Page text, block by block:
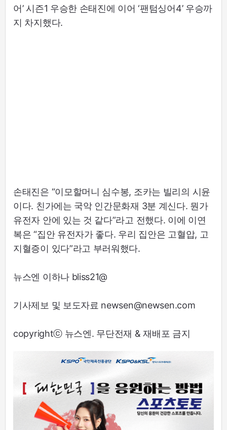
어’ 시즌1 우승한 손태진에 이어 ‘팬텀싱어4’ 우승까
지 차지했다.
손태진은 “이모할머니 심수봉, 조카는 빌리의 시윤
이다. 친가에는 국악 인간문화재 3분 계신다. 뭔가
유전자 안에 있는 것 같다”라고 전했다. 이에 이연
복은 “집안 유전자가 좋다. 우리 집안은 고혈압, 고
지혈증이 있다”라고 부러워했다.
뉴스엔 이하나 bliss21@
기사제보 및 보도자료 newsen@newsen.com
copyrightⓒ 뉴스엔. 무단전재 & 재배포 금지